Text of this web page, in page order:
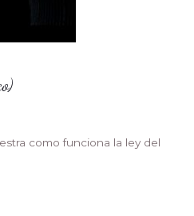
como funciona la ley del